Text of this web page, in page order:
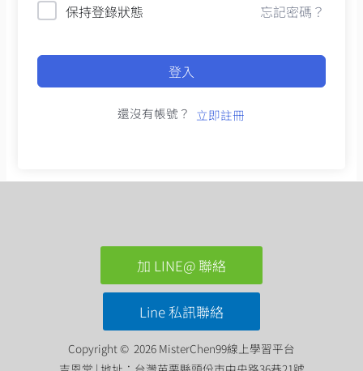
保持登錄狀態 忘記密碼？
登入
還沒有帳號？ 立即註冊
加 LINE@ 聯絡
Line 私訊聯絡
Copyright © 2026 MisterChen99線上學習平台